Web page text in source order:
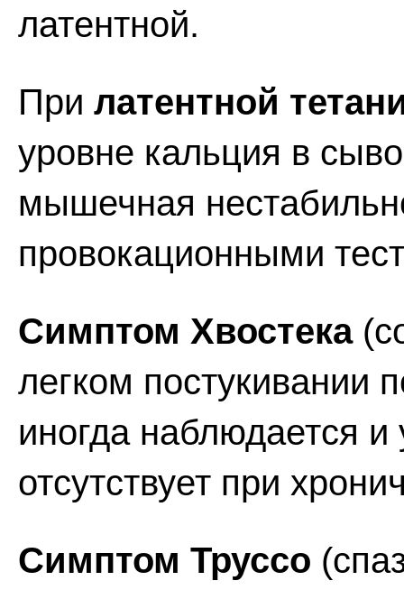
латентной.
При латентной
уровне кальция в
мышечная
провокационными
Симптом Хвостека
легком постукивании
иногда наблюдается
отсутствует при
Симптом Труссо